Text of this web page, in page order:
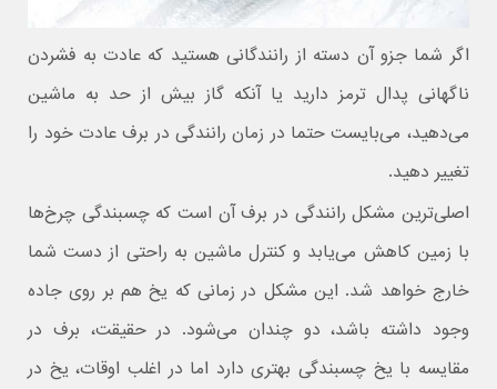
اگر شما جزو آن دسته از رانندگانی هستید که عادت به فشردن
ناگهانی پدال ترمز دارید یا آنکه گاز بیش از حد به ماشین
می‌دهید، می‌بایست حتما در زمان رانندگی در برف عادت خود را
تغییر دهید.
اصلی‌ترین مشکل رانندگی در برف آن است که چسبندگی چرخ‌ها
با زمین کاهش می‌یابد و کنترل ماشین به راحتی از دست شما
خارج خواهد شد. این مشکل در زمانی که یخ هم بر روی جاده
وجود داشته باشد، دو چندان می‌شود. در حقیقت، برف در
مقایسه با یخ چسبندگی بهتری دارد اما در اغلب اوقات، یخ در